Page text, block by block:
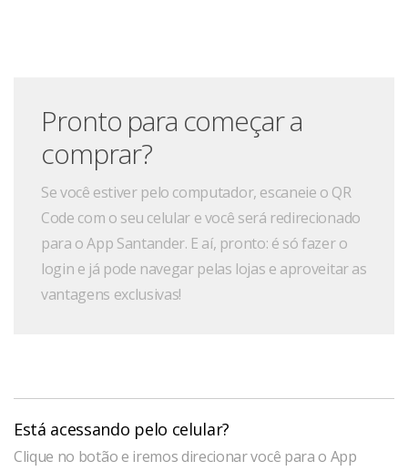
Pronto para começar a
comprar?
Se você estiver pelo computador, escaneie o QR
Code com o seu celular e você será redirecionado
para o App Santander. E aí, pronto: é só fazer o
login e já pode navegar pelas lojas e aproveitar as
vantagens exclusivas!
Está acessando pelo celular?
Clique no botão e iremos direcionar você para o App